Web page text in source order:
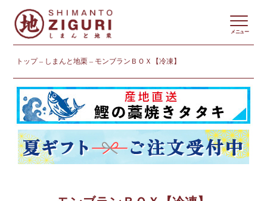
トップ しまんと地栗 モンブランＢＯＸ【冷凍】
メニュー